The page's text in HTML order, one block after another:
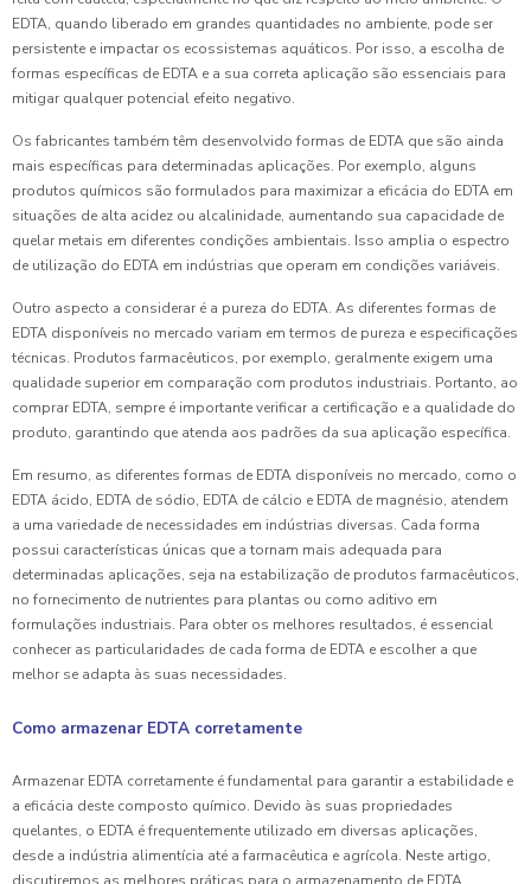
EDTA, quando liberado em grandes quantidades no ambiente, pode ser
persistente e impactar os ecossistemas aquáticos. Por isso, a escolha de
formas específicas de EDTA e a sua correta aplicação são essenciais para
mitigar qualquer potencial efeito negativo.
Os fabricantes também têm desenvolvido formas de EDTA que são ainda
mais específicas para determinadas aplicações. Por exemplo, alguns
produtos químicos são formulados para maximizar a eficácia do EDTA em
situações de alta acidez ou alcalinidade, aumentando sua capacidade de
quelar metais em diferentes condições ambientais. Isso amplia o espectro
de utilização do EDTA em indústrias que operam em condições variáveis.
Outro aspecto a considerar é a pureza do EDTA. As diferentes formas de
EDTA disponíveis no mercado variam em termos de pureza e especificações
técnicas. Produtos farmacêuticos, por exemplo, geralmente exigem uma
qualidade superior em comparação com produtos industriais. Portanto, ao
comprar EDTA, sempre é importante verificar a certificação e a qualidade do
produto, garantindo que atenda aos padrões da sua aplicação específica.
Em resumo, as diferentes formas de EDTA disponíveis no mercado, como o
EDTA ácido, EDTA de sódio, EDTA de cálcio e EDTA de magnésio, atendem
a uma variedade de necessidades em indústrias diversas. Cada forma
possui características únicas que a tornam mais adequada para
determinadas aplicações, seja na estabilização de produtos farmacêuticos,
no fornecimento de nutrientes para plantas ou como aditivo em
formulações industriais. Para obter os melhores resultados, é essencial
conhecer as particularidades de cada forma de EDTA e escolher a que
melhor se adapta às suas necessidades.
Como armazenar EDTA corretamente
Armazenar EDTA corretamente é fundamental para garantir a estabilidade e
a eficácia deste composto químico. Devido às suas propriedades
quelantes, o EDTA é frequentemente utilizado em diversas aplicações,
desde a indústria alimentícia até a farmacêutica e agrícola. Neste artigo,